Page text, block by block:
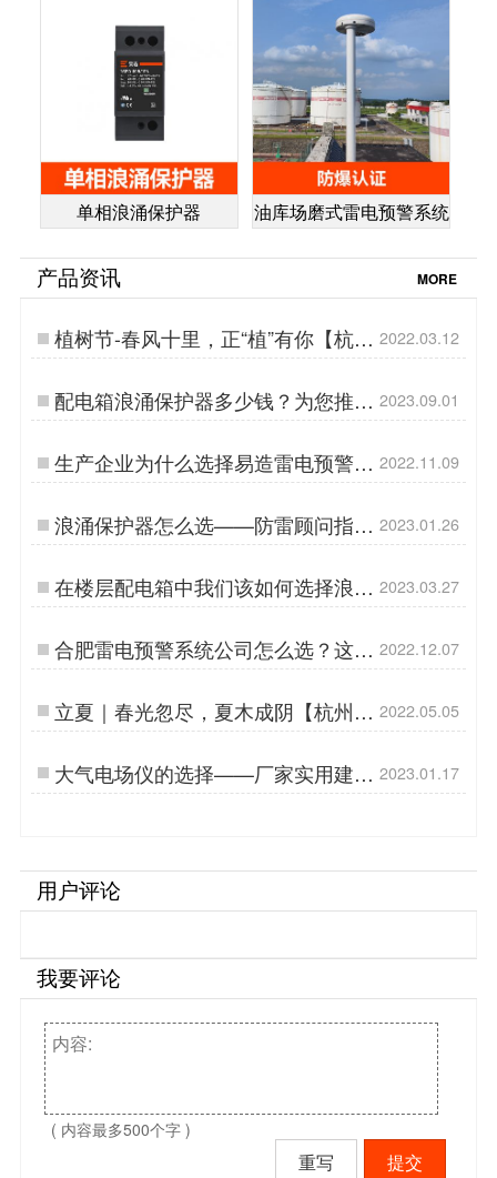
单相浪涌保护器 油库场磨式雷电预警系统
产品资讯 MORE
植树节-春风十里，正“植”有你【杭州
易造】…
2022.03.12
配电箱浪涌保护器多少钱？为您推荐
性价比之选-易造防雷…
2023.09.01
生产企业为什么选择易造雷电预警系
统【易造防雷】…
2022.11.09
浪涌保护器怎么选——防雷顾问指导
您【易造防雷】…
2023.01.26
在楼层配电箱中我们该如何选择浪涌
保护器——以国标规定为例【易造防
雷】…
2023.03.27
合肥雷电预警系统公司怎么选？这几
点要知道！【易造防雷】…
2022.12.07
立夏｜春光忽尽，夏木成阴【杭州易
造】…
2022.05.05
大气电场仪的选择——厂家实用建议
【易造防雷】…
2023.01.17
用户评论
我要评论
( 内容最多500个字 )
重写 提交